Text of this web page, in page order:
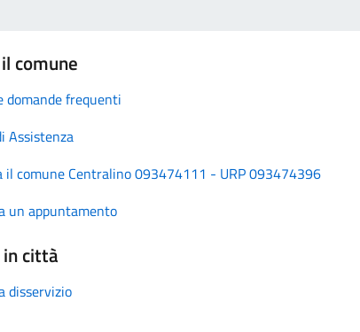
comune
domande frequenti
Assistenza
il comune Centralino 093474111 - URP 093474396
un appuntamento
città
disservizio